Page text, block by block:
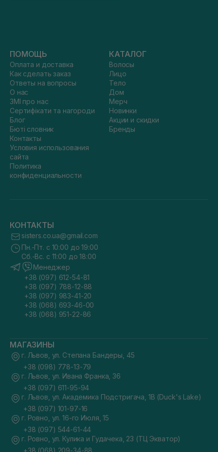
ПОМОЩЬ
Оплата и доставка
Как сделать заказ
Ответы на вопросы
О нас
ЗМІ про нас
Сертифікати та нагороди
Блог
Бюті словник
Контакты
Условия использования
сайта
Политика
конфиденциальности
КАТАЛОГ
Волосы
Лицо
Тело
Дом
Мерч
Новинки
Акции и скидки
Бренды
КОНТАКТЫ
sisters.co.ua@gmail.com
Пн.-Пт. с 10:00 до 19:00
Сб.-Вс. с 11:00 до 18:00
Менеджер
+38 (097) 612-54-81
+38 (097) 788-12-88
+38 (097) 983-41-20
+38 (068) 693-46-00
+38 (068) 951-22-86
МАГАЗИНЫ
г. Львов, ул. Степана Бандеры, 45
+38 (098) 778-13-79
г. Львов, ул. Ивана Франка, 36
+38 (097) 611-95-94
г. Львов, ул. Академика Подстригача, 1В (Duck's Lake)
+38 (097) 101-97-16
г. Ровно, ул. 16-го Июля, 15
+38 (097) 544-61-44
г. Ровно, ул. Кулика и Гудачека, 23 (ТЦ Экватор)
+38 (068) 209-34-88